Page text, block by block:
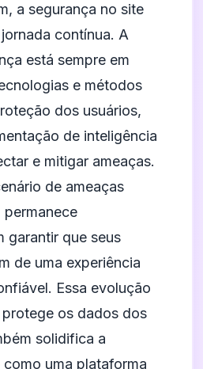
a segurança no site
contínua. A
está sempre em
e métodos
dos usuários,
de inteligência
e mitigar ameaças.
de ameaças
garantir que seus
de uma experiência
Essa evolução
os dados dos
solidifica a
uma plataforma